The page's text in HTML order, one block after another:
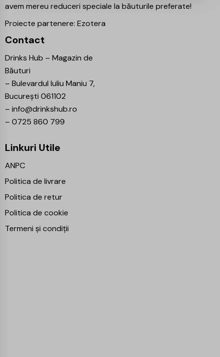
avem mereu reduceri speciale la băuturile preferate!
Proiecte partenere: Ezotera
Contact
Drinks Hub – Magazin de
Băuturi
– Bulevardul Iuliu Maniu 7,
București 061102
– info@drinkshub.ro
– 0725 860 799
Linkuri Utile
ANPC
Politica de livrare
Politica de retur
Politica de cookie
Termeni și condiții